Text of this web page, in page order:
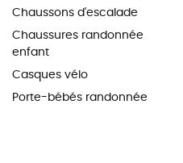
Chaussons d'escalade
Chaussures randonnée
enfant
Casques vélo
Porte-bébés randonnée